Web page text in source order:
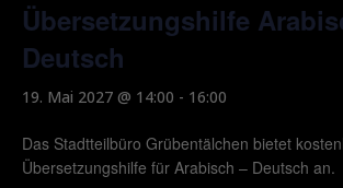
Übersetzungshilfe
Deutsch
19. Mai 2027 @ 14:00 - 16:00
Das Stadtteilbüro Grübentälchen bietet
Übersetzungshilfe für Arabisch – Deutsch an.